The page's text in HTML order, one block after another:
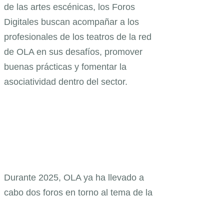
de las artes escénicas, los Foros
Digitales buscan acompañar a los
profesionales de los teatros de la red
de OLA en sus desafíos, promover
buenas prácticas y fomentar la
asociatividad dentro del sector.
Durante 2025, OLA ya ha llevado a
cabo dos foros en torno al tema de la